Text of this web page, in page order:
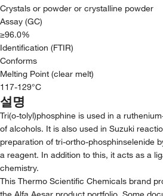
Crystals or powder or crystalline powder
Assay (GC)
≥96.0%
Identification (FTIR)
Conforms
Melting Point (clear melt)
117-129°C
설명
Tri(o-tolyl)phosphine is used in a
of alcohols. It is also used in Suzuki
preparation of tri-ortho-phosphinselenide
a reagent. In addition to this, it acts as a
chemistry.
This Thermo Scientific Chemicals brand
the Alfa Aesar product portfolio. Some